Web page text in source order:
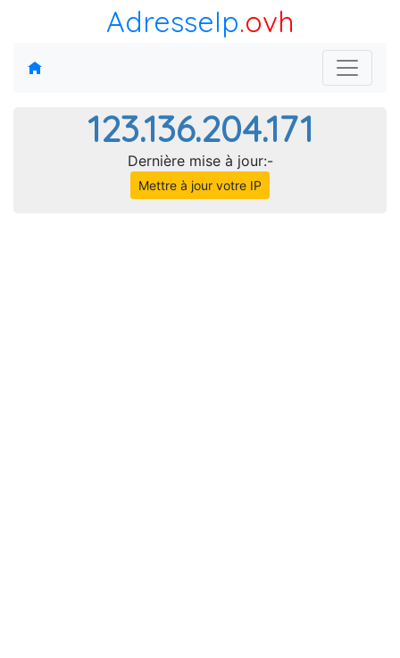
AdresseIp.ovh
123.136.204.171
Dernière mise à jour:-
Mettre à jour votre IP